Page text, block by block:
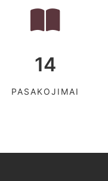
14
PASAKOJIMAI